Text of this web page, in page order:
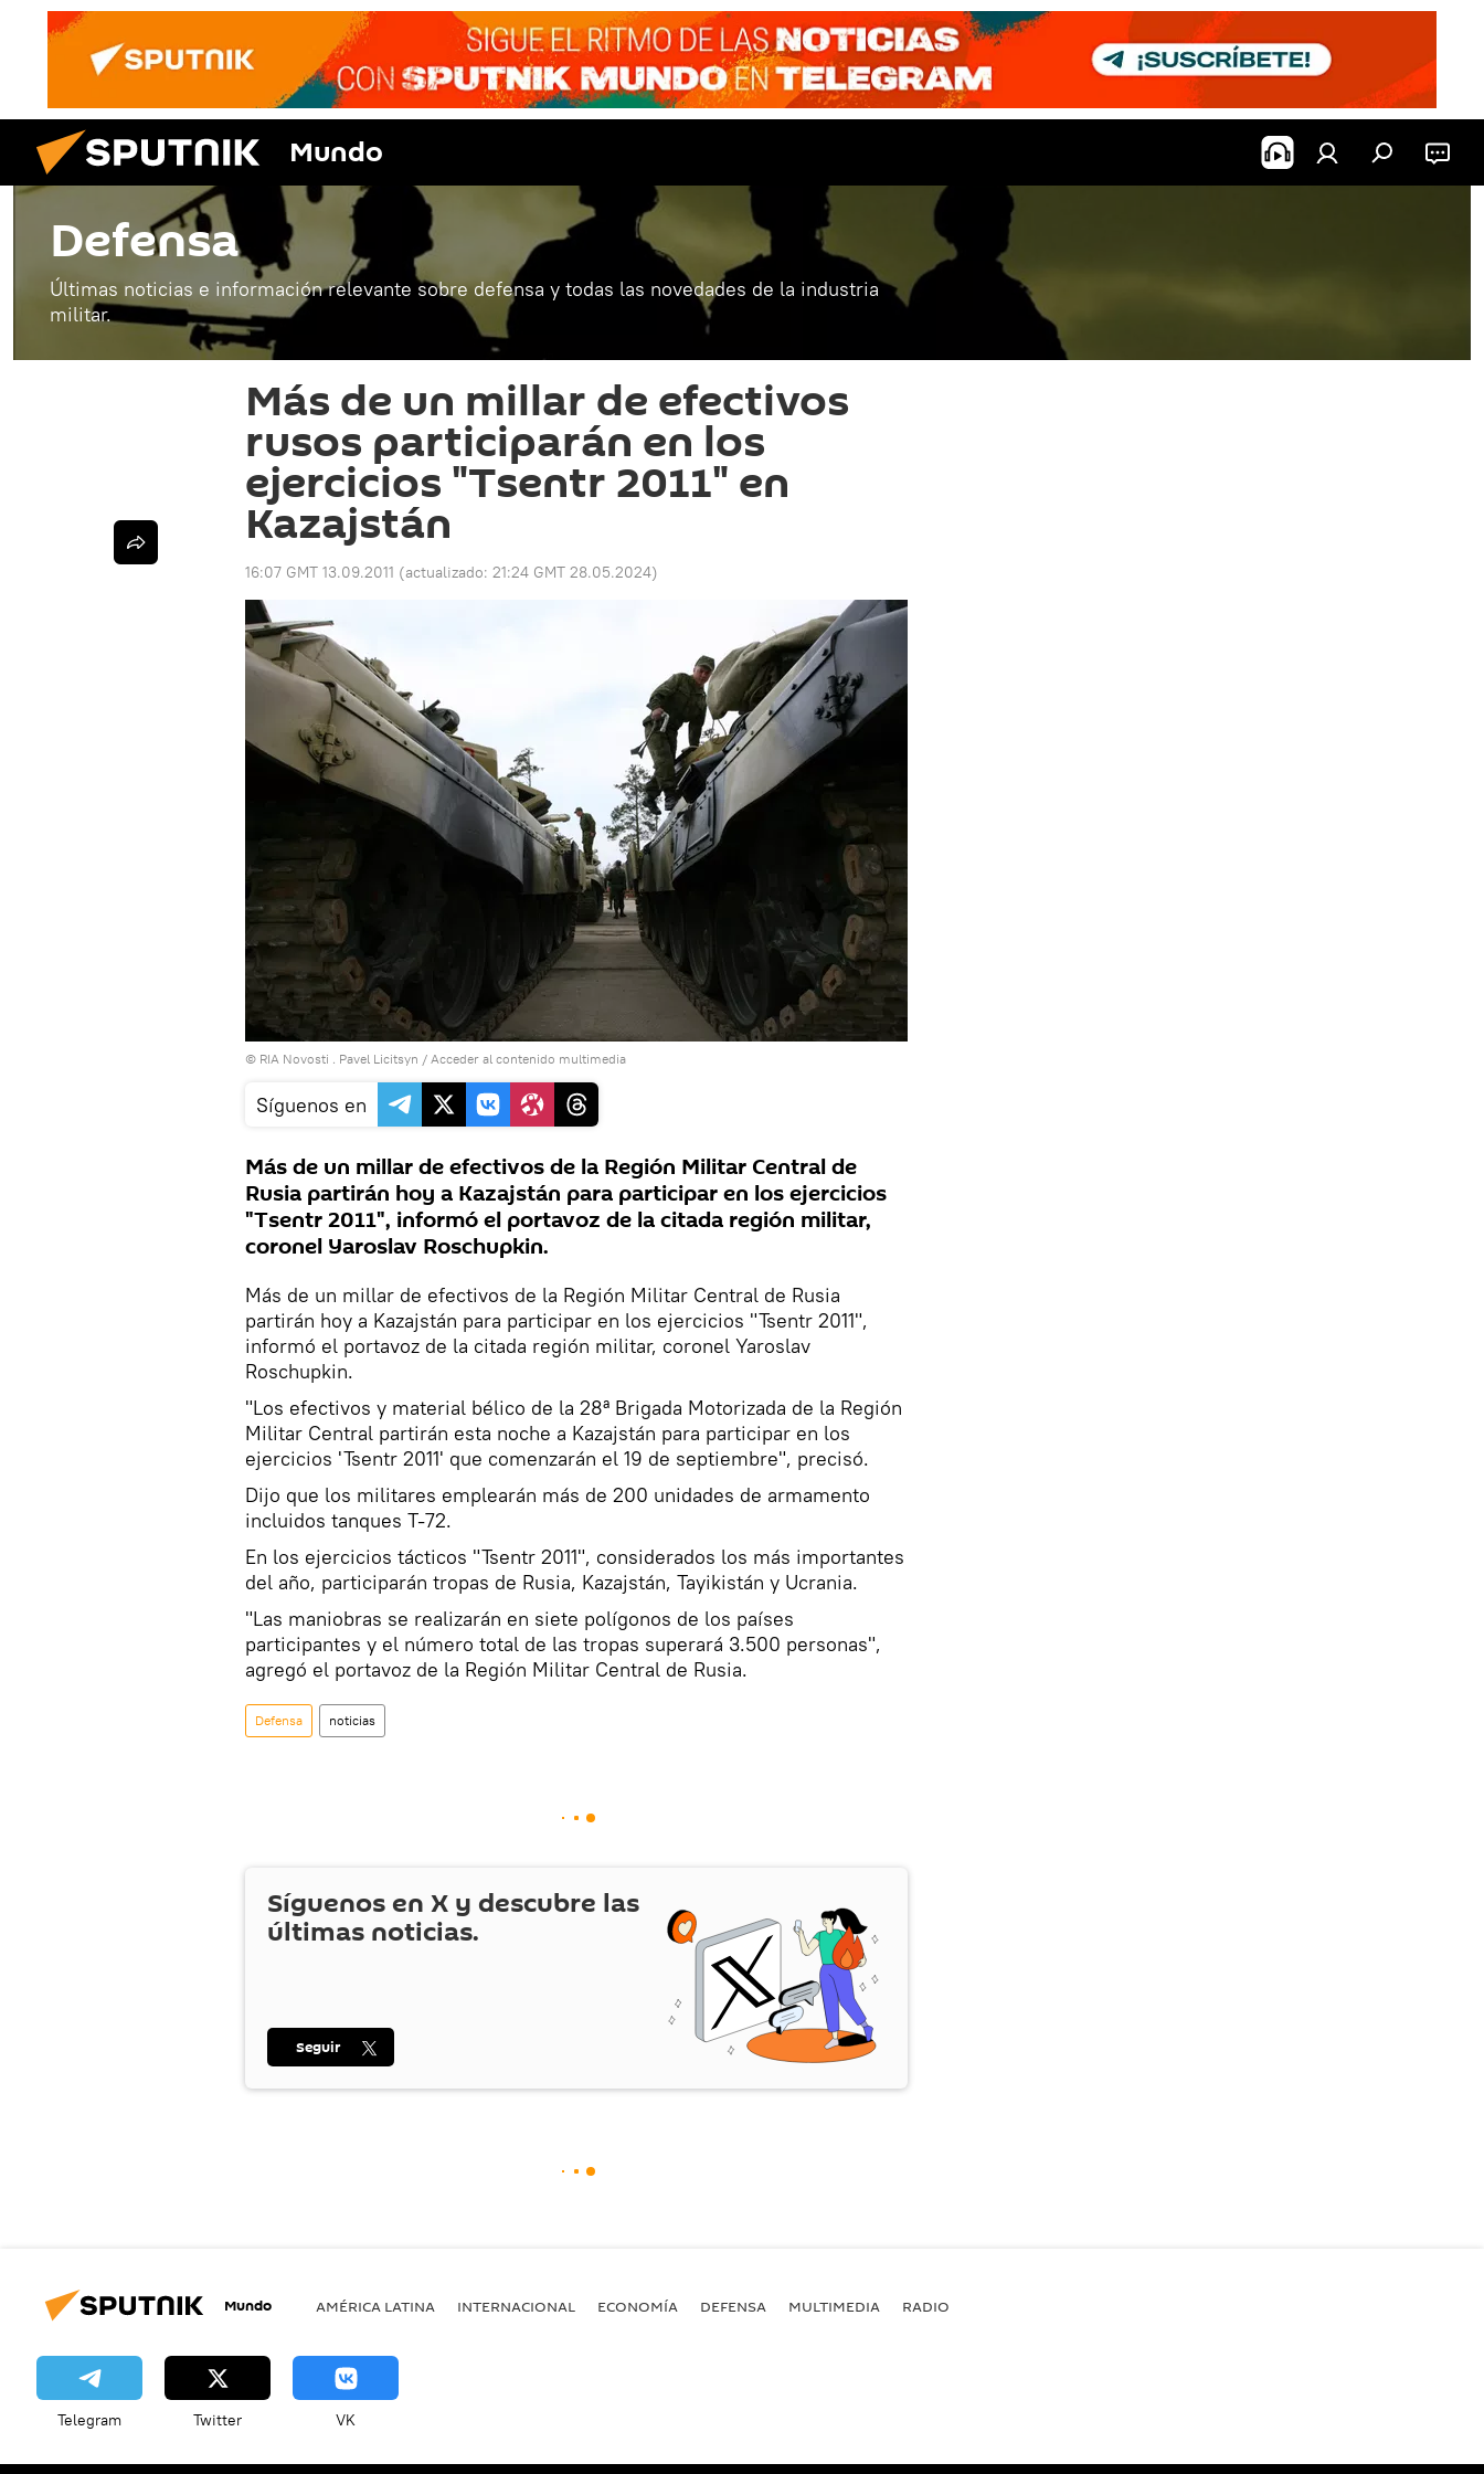
Mundo
Defensa
Últimas noticias e información relevante sobre defensa y todas las novedades de la industria
militar.
Más de un millar de efectivos
rusos participarán en los
ejercicios "Tsentr 2011" en
Kazajstán
16:07 GMT 13.09.2011 (actualizado: 21:24 GMT 28.05.2024)
© RIA Novosti . Pavel Licitsyn / Acceder al contenido multimedia
Síguenos en
Más de un millar de efectivos de la Región Militar Central de
Rusia partirán hoy a Kazajstán para participar en los ejercicios
"Tsentr 2011", informó el portavoz de la citada región militar,
coronel Yaroslav Roschupkin.
Más de un millar de efectivos de la Región Militar Central de Rusia
partirán hoy a Kazajstán para participar en los ejercicios "Tsentr 2011",
informó el portavoz de la citada región militar, coronel Yaroslav
Roschupkin.
"Los efectivos y material bélico de la 28ª Brigada Motorizada de la Región
Militar Central partirán esta noche a Kazajstán para participar en los
ejercicios 'Tsentr 2011' que comenzarán el 19 de septiembre", precisó.
Dijo que los militares emplearán más de 200 unidades de armamento
incluidos tanques T-72.
En los ejercicios tácticos "Tsentr 2011", considerados los más importantes
del año, participarán tropas de Rusia, Kazajstán, Tayikistán y Ucrania.
"Las maniobras se realizarán en siete polígonos de los países
participantes y el número total de las tropas superará 3.500 personas",
agregó el portavoz de la Región Militar Central de Rusia.
Defensa noticias
Síguenos en X y descubre las
últimas noticias.
Seguir
Mundo AMÉRICA LATINA INTERNACIONAL ECONOMÍA DEFENSA MULTIMEDIA RADIO
Telegram Twitter VK